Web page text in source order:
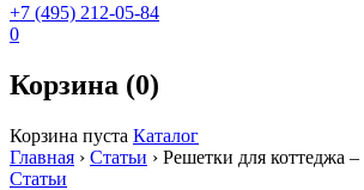
+7 (495) 212-05-84
0
Корзина (0)
Корзина пуста Каталог
Главная › Статьи › Решетки для коттеджа
Статьи